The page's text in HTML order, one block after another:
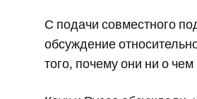
С подачи совместного
обсуждение
того, почему они ни о